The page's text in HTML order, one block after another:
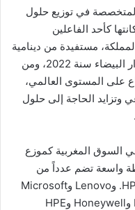
في توزيع حلول
كأحد الفاعلين
مستفيدة من دينامية
نمو متواصلة منذ إدراجها في بورصة الدار البيضاء سنة 2022، ومن
على المستوى العالمي،
وتزايد الحاجة إلى حلول
السوق المغربية كموزع
واسعة تضم عدداً من
العلامات العالمية البارزة، من بينها HP Inc. وLenovo وMicrosoft
وASUS وCanon وAcer وNVIDIA وLG وHoneywell وHPE